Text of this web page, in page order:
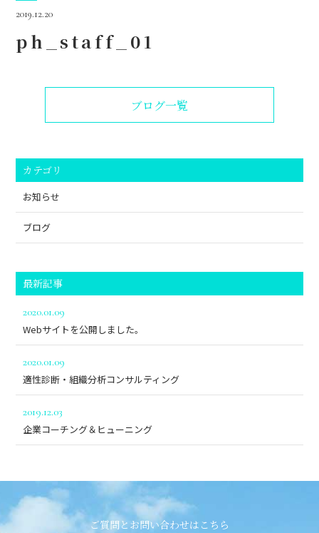
2019.12.20
ph_staff_01
ブログ一覧
カテゴリ
お知らせ
ブログ
最新記事
2020.01.09
Webサイトを公開しました。
2020.01.09
適性診断・組織分析コンサルティング
2019.12.03
企業コーチング＆ヒューニング
ご質問とお問い合わせはこちら